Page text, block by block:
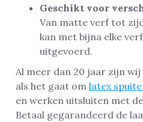
Geschikt voor
Van matte verf tot
kan met bijna elke
uitgevoerd.
Al meer dan 20 jaar zijn
als het gaat om latex
en werken uitsluiten met
Betaal gegarandeerd de